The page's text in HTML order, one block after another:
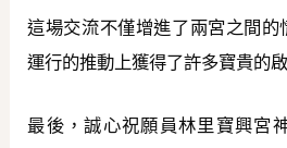
這場交流不僅增進了兩宮之間
運行的推動上獲得了許多寶貴的
最後，誠心祝願員林里寶興宮